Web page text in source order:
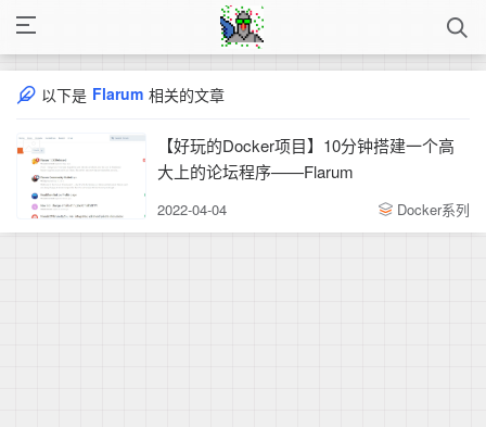
以下是 Flarum 相关的文章
【好玩的Docker项目】10分钟搭建一个高
大上的论坛程序——Flarum
2022-04-04 Docker系列